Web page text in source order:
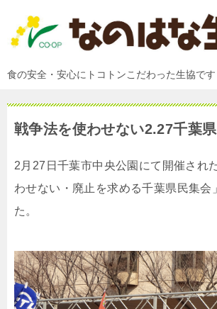
食の安全・安心にトコトンこだわった生協です
戦争法を使わせない2.27千葉
2月27日千葉市中央公園にて開催され
わせない・廃止を求める千葉県民集会
た。